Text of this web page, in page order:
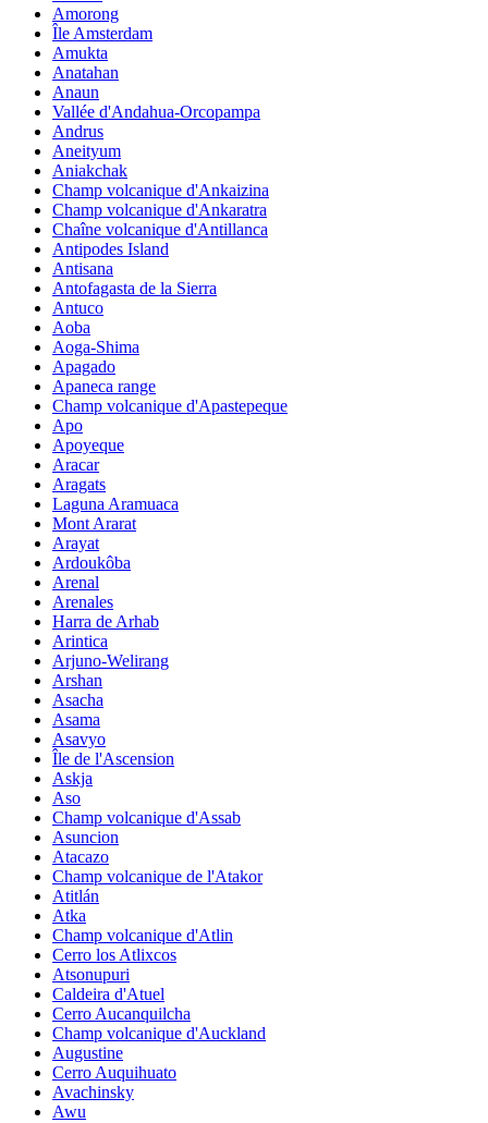
Amorong
Île Amsterdam
Amukta
Anatahan
Anaun
Vallée d'Andahua-Orcopampa
Andrus
Aneityum
Aniakchak
Champ volcanique d'Ankaizina
Champ volcanique d'Ankaratra
Chaîne volcanique d'Antillanca
Antipodes Island
Antisana
Antofagasta de la Sierra
Antuco
Aoba
Aoga-Shima
Apagado
Apaneca range
Champ volcanique d'Apastepeque
Apo
Apoyeque
Aracar
Aragats
Laguna Aramuaca
Mont Ararat
Arayat
Ardoukôba
Arenal
Arenales
Harra de Arhab
Arintica
Arjuno-Welirang
Arshan
Asacha
Asama
Asavyo
Île de l'Ascension
Askja
Aso
Champ volcanique d'Assab
Asuncion
Atacazo
Champ volcanique de l'Atakor
Atitlán
Atka
Champ volcanique d'Atlin
Cerro los Atlixcos
Atsonupuri
Caldeira d'Atuel
Cerro Aucanquilcha
Champ volcanique d'Auckland
Augustine
Cerro Auquihuato
Avachinsky
Awu